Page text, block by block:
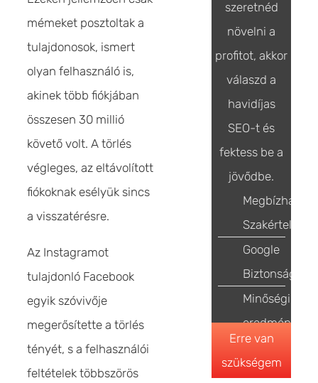
mémeket posztoltak a
tulajdonosok, ismert
olyan felhasználó is,
akinek több fiókjában
összesen 30 millió
követő volt. A törlés
végleges, az eltávolított
fiókoknak esélyük sincs
a visszatérésre.
Az Instagramot
tulajdonló Facebook
egyik szóvivője
megerősítette a törlés
tényét, s a felhasználói
feltételek többszörös
szeretnéd
növelni a
profitot, akkor
válaszd a
havidíjas
SEO-t és
fektess be a
jövődbe.
Megbízható
Szakértelem
Google
Biztonság
Minőségi
eredmények
Erre van
szükségem